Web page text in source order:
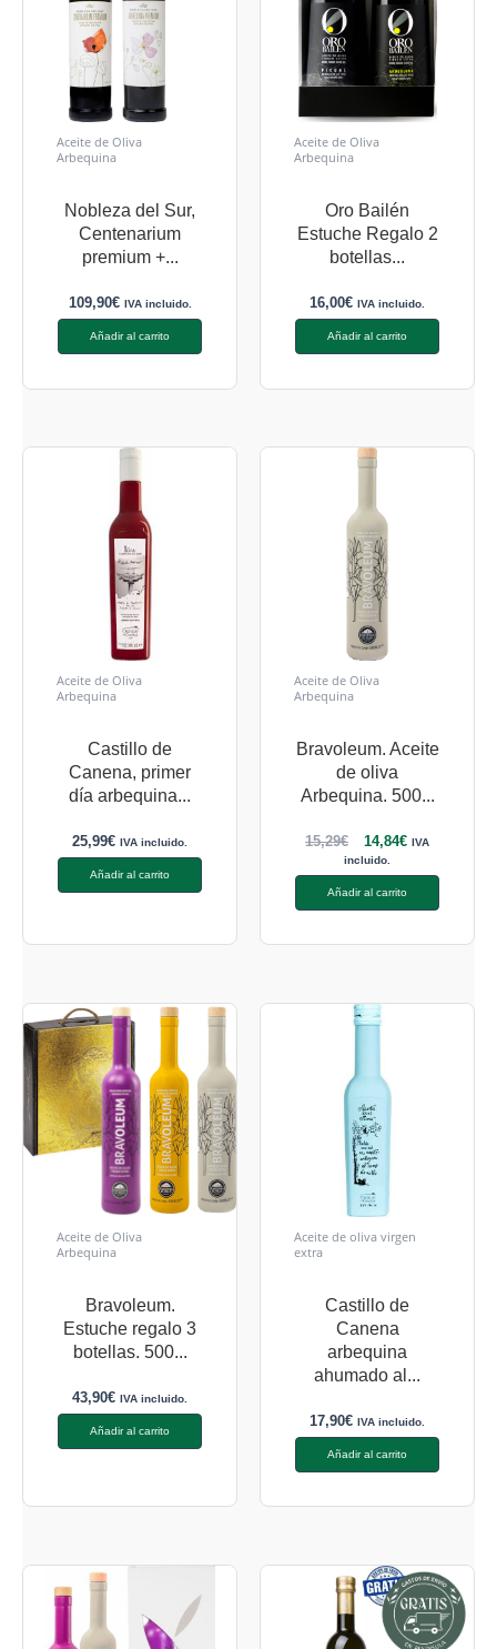
Aceite de Oliva
Arbequina
Nobleza del Sur,
Centenarium
premium +...
109,90€ IVA incluido.
Añadir al carrito
Aceite de Oliva
Arbequina
Oro Bailén
Estuche Regalo 2
botellas...
16,00€ IVA incluido.
Añadir al carrito
Aceite de Oliva
Arbequina
Castillo de
Canena, primer
día arbequina...
25,99€ IVA incluido.
Añadir al carrito
Aceite de Oliva
Arbequina
Bravoleum. Aceite
de oliva
Arbequina. 500...
15,29€ 14,84€ IVA
incluido.
Añadir al carrito
Aceite de Oliva
Arbequina
Bravoleum.
Estuche regalo 3
botellas. 500...
43,90€ IVA incluido.
Añadir al carrito
Aceite de oliva virgen
extra
Castillo de
Canena
arbequina
ahumado al...
17,90€ IVA incluido.
Añadir al carrito